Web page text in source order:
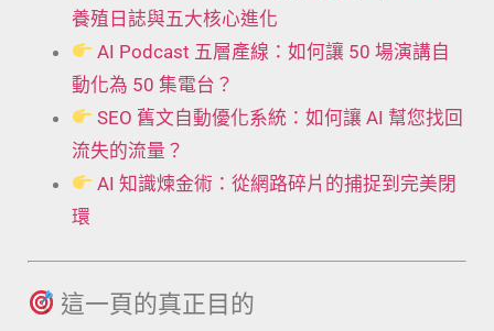
養殖日誌與五大核心進化
AI Podcast 五層產線：如何讓 50 場演講自
動化為 50 集電台？
SEO 舊文自動優化系統：如何讓 AI 幫您找回
流失的流量？
AI 知識煉金術：從網路碎片的捕捉到完美閉
環
這一頁的真正目的